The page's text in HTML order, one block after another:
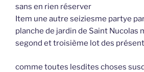
sans en rien réserver
Item une autre seiziesme partye
planche de jardin de Saint Nucolas
segond et troisième lot des
comme toutes lesdites choses